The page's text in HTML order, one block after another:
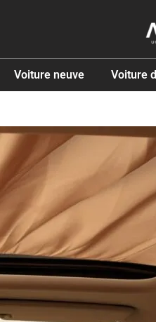
Voiture neuve Voiture